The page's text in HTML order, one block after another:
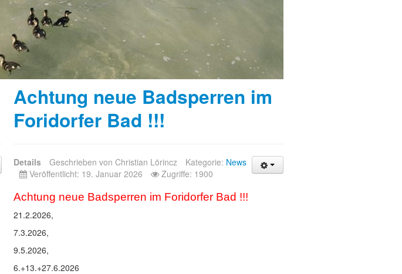
Achtung neue Badsperren im
Foridorfer Bad !!!
Details Geschrieben von Christian Lörincz Kategorie: News
Veröffentlicht: 19. Januar 2026
Zugriffe: 1900
Achtung neue Badsperren im Foridorfer Bad !!!
21.2.2026,
7.3.2026,
9.5.2026,
6.+13.+27.6.2026